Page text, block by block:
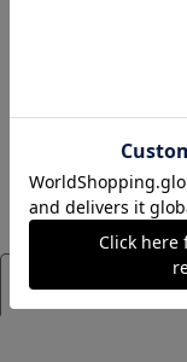
アイテム詳細